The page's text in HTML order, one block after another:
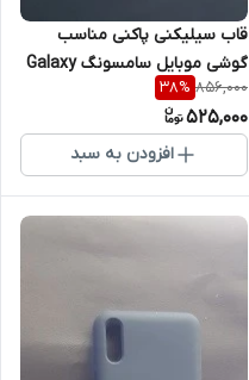
قاب سیلیکنی پاکنی مناسب
گوشی موبایل سامسونگ Galaxy
A12
856,000
38%
525,000
افزودن به سبد